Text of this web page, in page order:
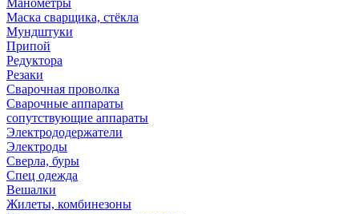
Манометры
Маска сварщика, стёкла
Мундштуки
Припой
Редуктора
Резаки
Сварочная проволка
Сварочные аппараты
сопутствующие аппараты
Электрододержатели
Электроды
Сверла, буры
Спец одежда
Вешалки
Жилеты, комбинезоны